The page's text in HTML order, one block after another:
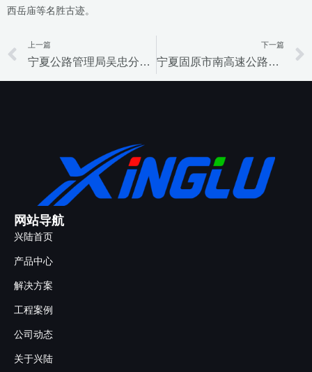
西岳庙等名胜古迹。
Prev
上一篇
宁夏公路管理局吴忠分局高速路入口治超预检站工程（二标段）
下一篇
宁夏固原市南高速公路收费站，九龙山隧道项目
网站导航
兴陆首页
产品中心
解决方案
工程案例
公司动态
关于兴陆